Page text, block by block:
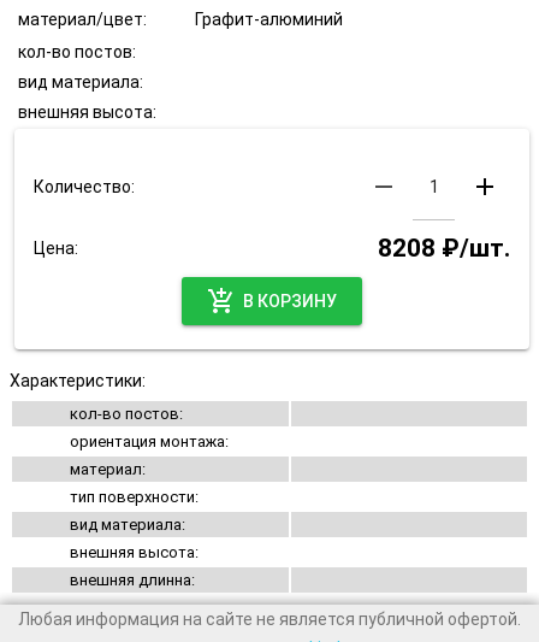
материал/цвет:
Графит-алюминий
кол-во постов:
вид материала:
внешняя высота:
Количество: remove add
Цена:
8208 ₽/шт.
add_shopping_cart
В КОРЗИНУ
Характеристики:
кол-во постов:
ориентация монтажа:
материал:
тип поверхности:
вид материала:
внешняя высота:
внешняя длинна:
Любая информация на сайте не является публичной офертой.